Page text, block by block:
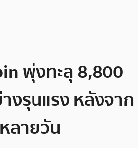
พุ่งทะลุ 8,800
งรุนแรง หลังจาก
ลายวัน